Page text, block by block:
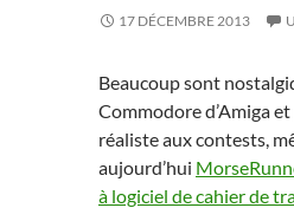
17 DÉCEMBRE 2013
Beaucoup sont
Commodore d’Amiga
réaliste aux contests,
aujourd’hui
à logiciel de cahier de